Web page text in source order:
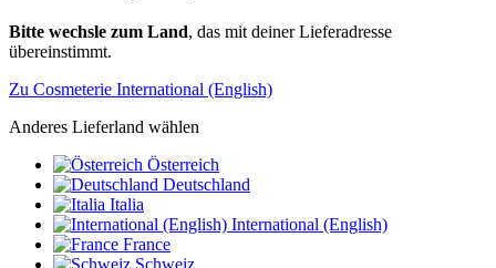
Bitte wechsle zum Land, das mit deiner Lieferadresse
übereinstimmt.
Zu Cosmeterie International (English)
Anderes Lieferland wählen
Österreich
Deutschland
Italia
International (English)
France
Schweiz